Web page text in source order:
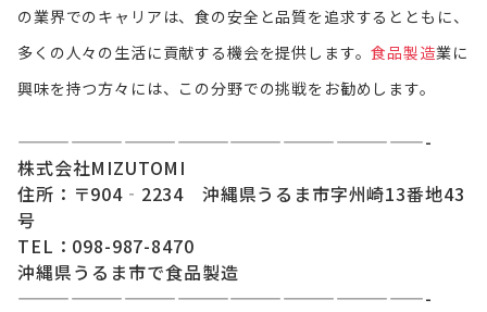
の業界でのキャリアは、食の安全と品質を追求するとともに、
多くの人々の生活に貢献する機会を提供します。食品製造業に
興味を持つ方々には、この分野での挑戦をお勧めします。
———————————————————————-
株式会社MIZUTOMI
住所：〒904‐2234 沖縄県うるま市字州崎13番地43
号
TEL：098-987-8470
沖縄県うるま市で食品製造
———————————————————————-